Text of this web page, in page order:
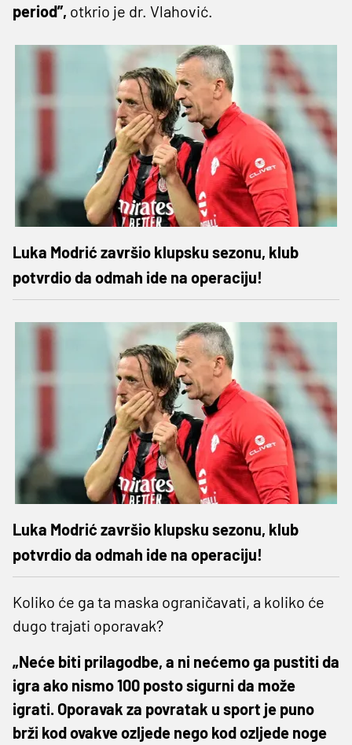
period”, otkrio je dr. Vlahović.
Luka Modrić završio klupsku sezonu, klub
potvrdio da odmah ide na operaciju!
Luka Modrić završio klupsku sezonu, klub
potvrdio da odmah ide na operaciju!
Koliko će ga ta maska ograničavati, a koliko će
dugo trajati oporavak?
„Neće biti prilagodbe, a ni nećemo ga pustiti da
igra ako nismo 100 posto sigurni da može
igrati. Oporavak za povratak u sport je puno
brži kod ovakve ozljede nego kod ozljede noge